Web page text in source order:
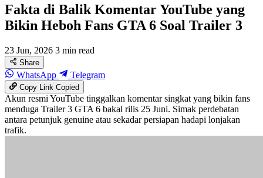
Fakta di Balik Komentar YouTube yang
Bikin Heboh Fans GTA 6 Soal Trailer 3
23 Jun, 2026 3 min read
Share
WhatsApp Telegram
Copy LinkCopied
Akun resmi YouTube tinggalkan komentar singkat yang bikin fans
menduga Trailer 3 GTA 6 bakal rilis 25 Juni. Simak perdebatan
antara petunjuk genuine atau sekadar persiapan hadapi lonjakan
trafik.